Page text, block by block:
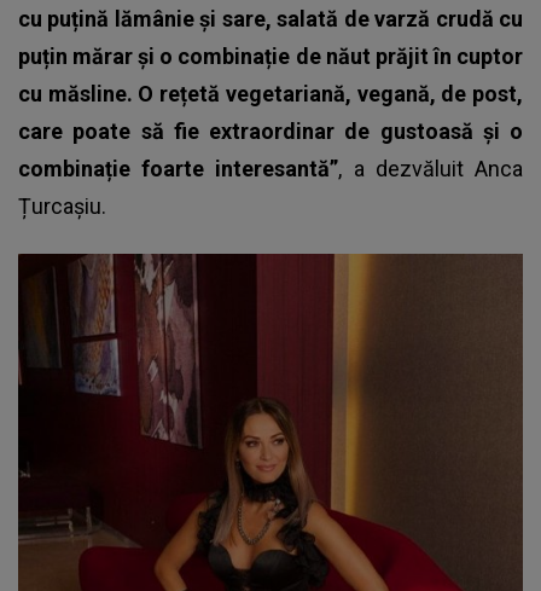
cu puțină lămânie și sare, salată de varză crudă cu
puțin mărar și o combinație de năut prăjit în cuptor
cu măsline. O rețetă vegetariană, vegană, de post,
care poate să fie extraordinar de gustoasă și o
combinație foarte interesantă”, a dezvăluit Anca
Țurcașiu.